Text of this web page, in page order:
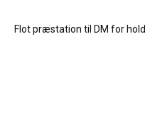
Flot præstation til DM for hold